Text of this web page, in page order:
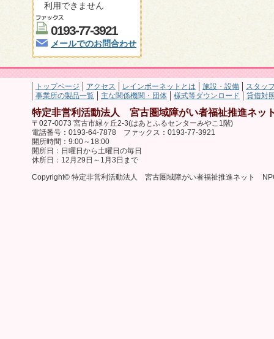
利用できません
0193-77-3921
メールでのお問合わせ
トップページ アクセス レインボーネットとは 施設・設備
スタッ
事業所の製品一覧
主な関係機関・団体 様式等ダウンロード 貸借対
特定非営利活動法人 宮古圏域障がい者福祉推進ネッ
〒027-0073 宮古市緑ヶ丘2-3(はあとふるセンターみやこ1階)
電話番号：0193-64-7878 ファックス：0193-77-3921
開所時間：9:00～18:00
開所日：日曜日から土曜日の毎日
休所日：12月29日～1月3日まで
Copyright© 特定非営利活動法人 宮古圏域障がい者福祉推進ネット